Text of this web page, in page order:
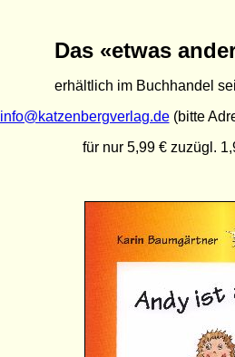
Das «etwas
erhältlich im Buchhandel
info@katzenbergverlag.de(bitte
für nur 5,99 € zuzügl.